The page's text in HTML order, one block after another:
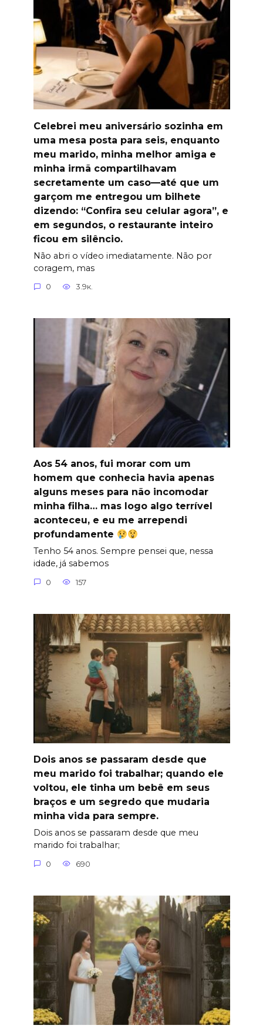
Celebrei meu aniversário sozinha em
uma mesa posta para seis, enquanto
meu marido, minha melhor amiga e
minha irmã compartilhavam
secretamente um caso—até que um
garçom me entregou um bilhete
dizendo: “Confira seu celular agora”, e
em segundos, o restaurante inteiro
ficou em silêncio.
Não abri o vídeo imediatamente. Não por
coragem, mas
0 3.9к.
Aos 54 anos, fui morar com um
homem que conhecia havia apenas
alguns meses para não incomodar
minha filha… mas logo algo terrível
aconteceu, e eu me arrependi
profundamente
Tenho 54 anos. Sempre pensei que, nessa
idade, já sabemos
0 157
Dois anos se passaram desde que
meu marido foi trabalhar; quando ele
voltou, ele tinha um bebê em seus
braços e um segredo que mudaria
minha vida para sempre.
Dois anos se passaram desde que meu
marido foi trabalhar;
0 690